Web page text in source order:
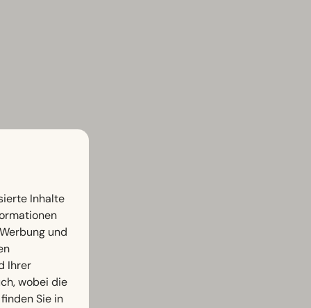
Inhalte
und
Ihrer
wobei die
Sie in